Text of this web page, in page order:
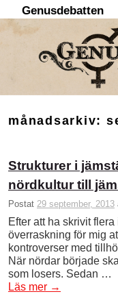
Genusdebatten
månadsarkiv:
Strukturer i
nördkultur till
Postat 29 september, 2013
Efter att ha skrivit
överraskning för mig
kontroverser med
När nördar började
som losers. Sedan …
Läs mer →